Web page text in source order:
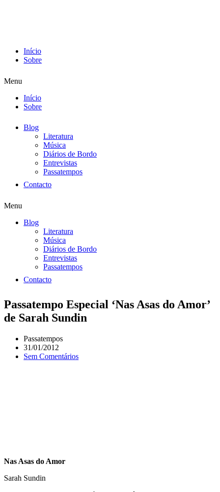
Início
Sobre
Menu
Início
Sobre
Blog
Literatura
Música
Diários de Bordo
Entrevistas
Passatempos
Contacto
Menu
Blog
Literatura
Música
Diários de Bordo
Entrevistas
Passatempos
Contacto
Passatempo Especial ‘Nas Asas do Amor’
de Sarah Sundin
Passatempos
31/01/2012
Sem Comentários
Nas Asas do Amor
Sarah Sundin